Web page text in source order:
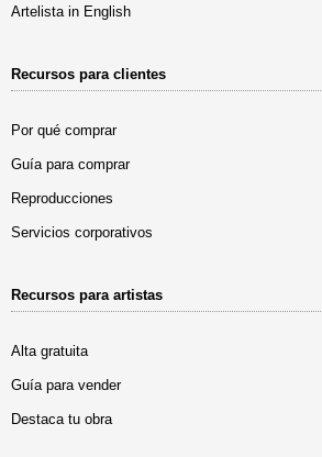
Artelista in English
Recursos para clientes
Por qué comprar
Guía para comprar
Reproducciones
Servicios corporativos
Recursos para artistas
Alta gratuita
Guía para vender
Destaca tu obra